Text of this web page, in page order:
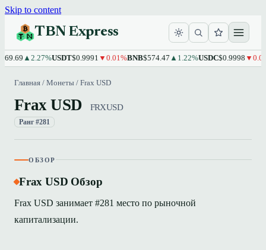
Skip to content
TBN Express
▲2.27%USDT$0.9991▼0.01%BNB$574.47▲1.22%USDC$0.9998
Главная / Монеты / Frax USD
Frax USD FRXUSD
Ранг #281
ОБЗОР
Frax USD Обзор
Frax USD занимает #281 место по рыночной
капитализации.